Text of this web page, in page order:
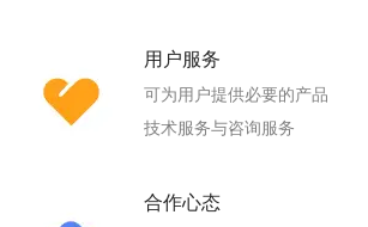
用户服务
可为用户提供必要的产品
技术服务与咨询服务
合作心态